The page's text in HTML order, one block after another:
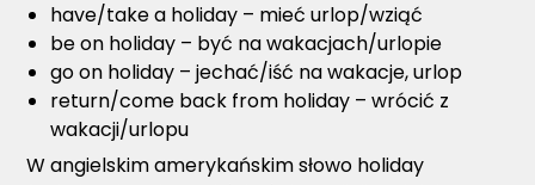
have/take a holiday – mieć urlop/wziąć
be on holiday – być na wakacjach/urlopie
go on holiday – jechać/iść na wakacje, urlop
return/come back from holiday – wrócić z
wakacji/urlopu
W angielskim amerykańskim słowo holiday